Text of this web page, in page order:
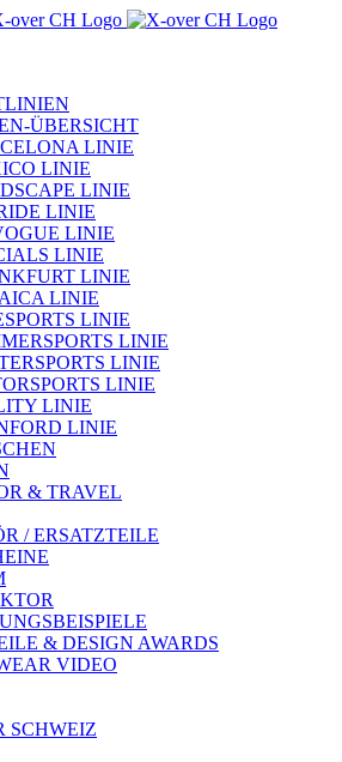
ÜBERSICHT
LINIE
LINIE
LINIE
LINIE
LINIE
LINIE
LINIE
LINIE
LINIE
LINIE
LINIE
LINIE
LINIE
LINIE
& TRAVEL
/ ERSATZTEILE
& DESIGN AWARDS
VIDEO
SCHWEIZ